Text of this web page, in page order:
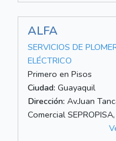
ALFA
SERVICIOS DE
ELÉCTRICO
Primero en Pisos
Ciudad: Guayaquil
Dirección: Av.Juan
Comercial